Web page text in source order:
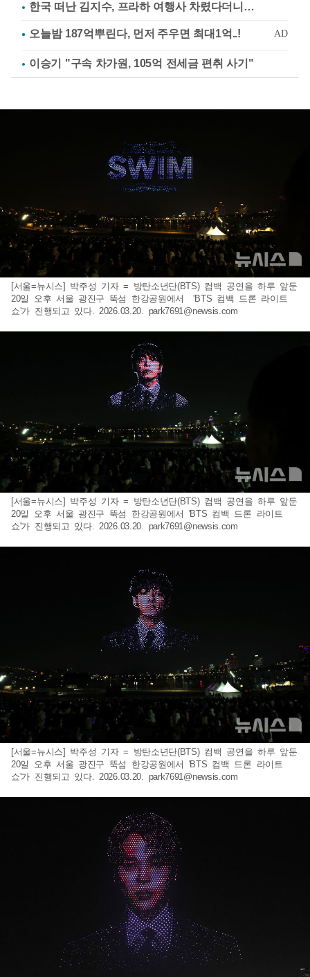
한국 떠난 김지수, 프라하 여행사 차렸다더니…
이승기 "구속 차가원, 105억 전세금 편취 사기"
[서울=뉴시스] 박주성 기자 = 방탄소년단(BTS) 컴백 공연을 하루 앞둔
20일 오후 서울 광진구 뚝섬 한강공원에서 'BTS 컴백 드론 라이트
쇼'가 진행되고 있다. 2026.03.20. park7691@newsis.com
[서울=뉴시스] 박주성 기자 = 방탄소년단(BTS) 컴백 공연을 하루 앞둔
20일 오후 서울 광진구 뚝섬 한강공원에서 'BTS 컴백 드론 라이트
쇼'가 진행되고 있다. 2026.03.20. park7691@newsis.com
[서울=뉴시스] 박주성 기자 = 방탄소년단(BTS) 컴백 공연을 하루 앞둔
20일 오후 서울 광진구 뚝섬 한강공원에서 'BTS 컴백 드론 라이트
쇼'가 진행되고 있다. 2026.03.20. park7691@newsis.com